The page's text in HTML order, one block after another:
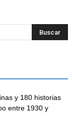
y 180 historias
entre 1930 y